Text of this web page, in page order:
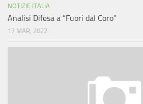
NOTIZIE ITALIA
Analisi Difesa a “Fuori dal Coro”
17 MAR, 2022